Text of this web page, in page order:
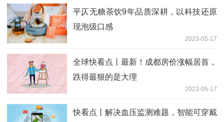
平仄无糖茶饮9年品质深耕，以科技还原
现泡级口感
2023-05-17
全球快看点丨最新！成都房价涨幅居首，
跌得最狠的是大理
2023-05-17
快看点丨解决血压监测难题，智能可穿戴